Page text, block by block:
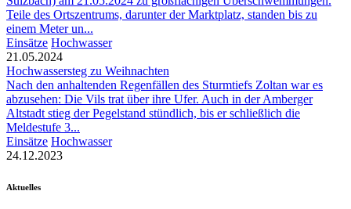
Teile des Ortszentrums, darunter der Marktplatz, standen bis zu
einem Meter un...
Einsätze Hochwasser
21.05.2024
Hochwassersteg zu Weihnachten
Nach den anhaltenden Regenfällen des Sturmtiefs Zoltan war es
abzusehen: Die Vils trat über ihre Ufer. Auch in der Amberger
Altstadt stieg der Pegelstand stündlich, bis er schließlich die
Meldestufe 3...
Einsätze Hochwasser
24.12.2023
Aktuelles